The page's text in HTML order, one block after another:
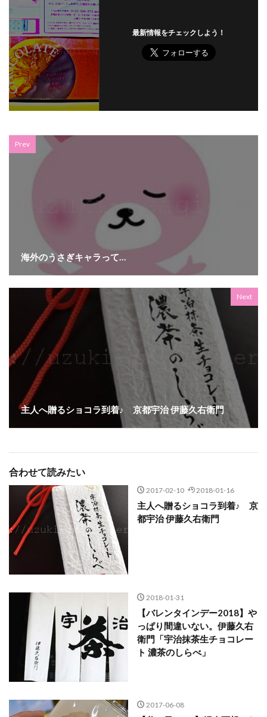
最新情報をチェックしよう！
Prev
海外のうさぎキャラって…
Next
主人へ贈るショコラ到着♪ 京都宇治 伊藤久右衛門
合わせて読みたい
2017-02-10 2018-01-16
主人へ贈るショコラ到着♪ 京
都宇治 伊藤久右衛門
2018-01-31
【バレンタインデー2018】や
っぱり間違いない。伊藤久右
衛門「宇治抹茶生チョコレー
ト 濃茶のしらべ」
2017-06-08